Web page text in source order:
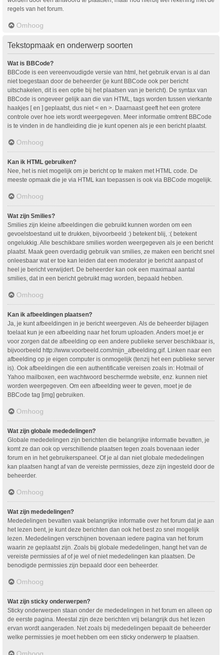
regels van het forum.
Omhoog
Tekstopmaak en onderwerp soorten
Wat is BBCode?
BBCode is een vereenvoudigde versie van html, het gebruik ervan is al dan
niet toegestaan door de beheerder (je kunt BBCode ook per bericht
uitschakelen, dit is een optie bij het plaatsen van je bericht). De syntax van
BBCode is ongeveer gelijk aan die van HTML, tags worden tussen vierkante
haakjes [ en ] geplaatst, dus niet < en >. Daarnaast geeft het een grotere
controle over hoe iets wordt weergegeven. Meer informatie omtrent BBCode
is te vinden in de handleiding die je kunt openen als je een bericht plaatst.
Omhoog
Kan ik HTML gebruiken?
Nee, het is niet mogelijk om je bericht op te maken met HTML code. De
meeste opmaak die je via HTML kan toepassen is ook via BBCode mogelijk.
Omhoog
Wat zijn Smilies?
Smilies zijn kleine afbeeldingen die gebruikt kunnen worden om een
gevoelstoestand uit te drukken, bijvoorbeeld :) betekent blij, :( betekent
ongelukkig. Alle beschikbare smilies worden weergegeven als je een bericht
plaatst. Maak geen overdadig gebruik van smilies, ze maken een bericht snel
onleesbaar wat er toe kan leiden dat een moderator je bericht aanpast of
heel je bericht verwijdert. De beheerder kan ook een maximaal aantal
smilies, dat in een bericht gebruikt mag worden, bepaald hebben.
Omhoog
Kan ik afbeeldingen plaatsen?
Ja, je kunt afbeeldingen in je bericht weergeven. Als de beheerder bijlagen
toelaat kun je een afbeelding naar het forum uploaden. Anders moet je er
voor zorgen dat de afbeelding op een andere publieke server beschikbaar is,
bijvoorbeeld http://www.voorbeeld.com/mijn_afbeelding.gif. Linken naar een
afbeelding op je eigen computer is onmogelijk (tenzij het een publieke server
is). Ook afbeeldingen die een authentificatie vereisen zoals in: Hotmail of
Yahoo mailboxen, een wachtwoord beschermde website, enz. kunnen niet
worden weergegeven. Om een afbeelding weer te geven, moet je de
BBCode tag [img] gebruiken.
Omhoog
Wat zijn globale mededelingen?
Globale mededelingen zijn berichten die belangrijke informatie bevatten, je
komt ze dan ook op verschillende plaatsen tegen zoals bovenaan ieder
forum en in het gebruikerspaneel. Of je al dan niet globale mededelingen
kan plaatsen hangt af van de vereiste permissies, deze zijn ingesteld door de
beheerder.
Omhoog
Wat zijn mededelingen?
Mededelingen bevatten vaak belangrijke informatie over het forum dat je aan
het lezen bent, je kunt deze berichten dan ook het best zo snel mogelijk
lezen. Mededelingen verschijnen bovenaan iedere pagina van het forum
waarin ze geplaatst zijn. Zoals bij globale mededelingen, hangt het van de
vereiste permissies af of je wel of niet mededelingen kan plaatsen. De
benodigde permissies zijn bepaald door een beheerder.
Omhoog
Wat zijn sticky onderwerpen?
Sticky onderwerpen staan onder de mededelingen in het forum en alleen op
de eerste pagina. Meestal zijn deze berichten vrij belangrijk dus het lezen
ervan wordt aangeraden. Net zoals bij mededelingen bepaalt de beheerder
welke permissies je moet hebben om een sticky onderwerp te plaatsen.
Omhoog